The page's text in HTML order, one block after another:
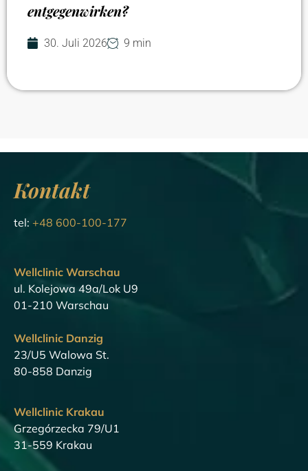
entgegenwirken?
30. Juli 2026 9 min
Kontakt
tel: +48 600-100-177
Wellclinic Warschau
ul. Kolejowa 49a/Lok U9
01-210 Warschau
Wellclinic Danzig
23/U5 Walowa St.
80-858 Danzig
Wellclinic Krakau
Grzegórzecka 79/U1
31-559 Krakau